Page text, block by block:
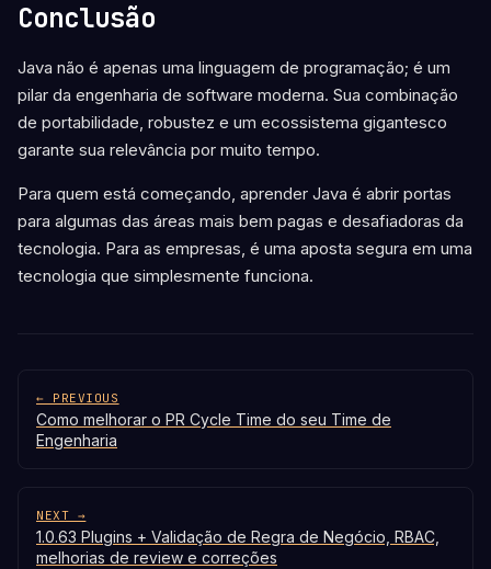
Conclusão
Java não é apenas uma linguagem de programação; é um
pilar da engenharia de software moderna. Sua combinação
de portabilidade, robustez e um ecossistema gigantesco
garante sua relevância por muito tempo.
Para quem está começando, aprender Java é abrir portas
para algumas das áreas mais bem pagas e desafiadoras da
tecnologia. Para as empresas, é uma aposta segura em uma
tecnologia que simplesmente funciona.
← PREVIOUS
Como melhorar o PR Cycle Time do seu Time de
Engenharia
NEXT →
1.0.63 Plugins + Validação de Regra de Negócio, RBAC,
melhorias de review e correções